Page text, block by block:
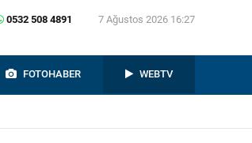
0532 508 4891 7 Ağustos 2026 16:27
FOTOHABER WEBTV